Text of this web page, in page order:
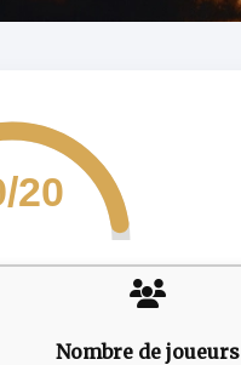
20
Nombre de joueurs